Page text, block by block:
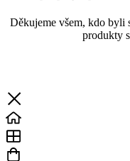
Děkujeme všem, kdo byli
produkty